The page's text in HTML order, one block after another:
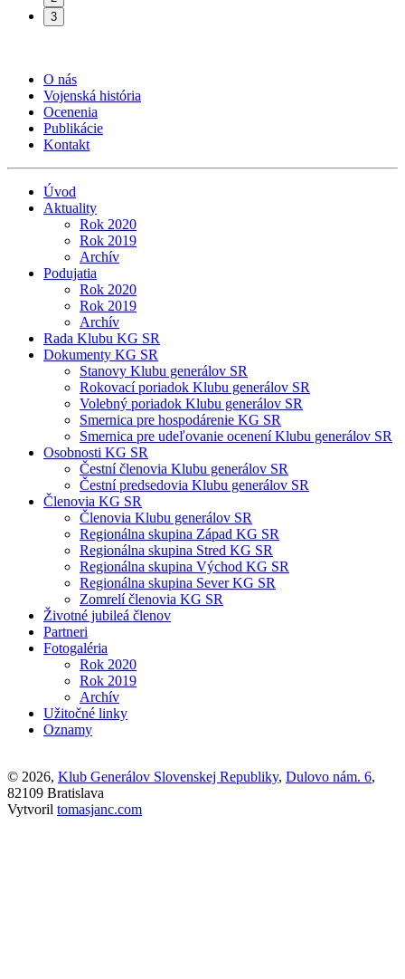
3
O nás
Vojenská história
Ocenenia
Publikácie
Kontakt
Úvod
Aktuality
Rok 2020
Rok 2019
Archív
Podujatia
Rok 2020
Rok 2019
Archív
Rada Klubu KG SR
Dokumenty KG SR
Stanovy Klubu generálov SR
Rokovací poriadok Klubu generálov SR
Volebný poriadok Klubu generálov SR
Smernica pre hospodárenie KG SR
Smernica pre udeľovanie ocenení Klubu generálov SR
Osobnosti KG SR
Čestní členovia Klubu generálov SR
Čestní predsedovia Klubu generálov SR
Členovia KG SR
Členovia Klubu generálov SR
Regionálna skupina Západ KG SR
Regionálna skupina Stred KG SR
Regionálna skupina Východ KG SR
Regionálna skupina Sever KG SR
Zomrelí členovia KG SR
Životné jubileá členov
Partneri
Fotogaléria
Rok 2020
Rok 2019
Archív
Užitočné linky
Oznamy
© 2026, Klub Generálov Slovenskej Republiky, Dulovo nám. 6,
82109 Bratislava
Vytvoril tomasjanc.com